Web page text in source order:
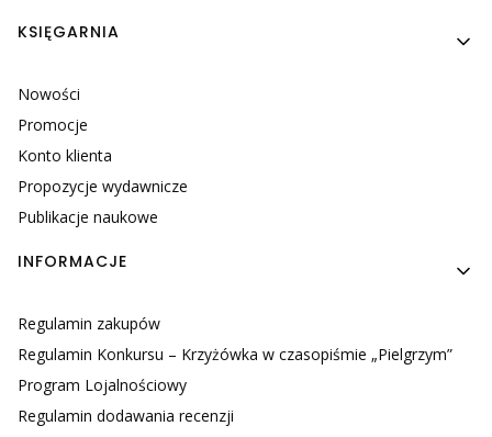
KSIĘGARNIA
Nowości
Promocje
Konto klienta
Propozycje wydawnicze
Publikacje naukowe
INFORMACJE
Regulamin zakupów
Regulamin Konkursu – Krzyżówka w czasopiśmie „Pielgrzym”
Program Lojalnościowy
Regulamin dodawania recenzji